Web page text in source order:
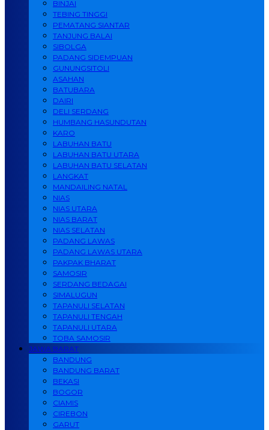
BINJAI
TEBING TINGGI
PEMATANG SIANTAR
TANJUNG BALAI
SIBOLGA
PADANG SIDEMPUAN
GUNUNGSITOLI
ASAHAN
BATUBARA
DAIRI
DELI SERDANG
HUMBANG HASUNDUTAN
KARO
LABUHAN BATU
LABUHAN BATU UTARA
LABUHAN BATU SELATAN
LANGKAT
MANDAILING NATAL
NIAS
NIAS UTARA
NIAS BARAT
NIAS SELATAN
PADANG LAWAS
PADANG LAWAS UTARA
PAKPAK BHARAT
SAMOSIR
SERDANG BEDAGAI
SIMALUGUN
TAPANULI SELATAN
TAPANULI TENGAH
TAPANULI UTARA
TOBA SAMOSIR
JAWA BARAT
BANDUNG
BANDUNG BARAT
BEKASI
BOGOR
CIAMIS
CIREBON
GARUT